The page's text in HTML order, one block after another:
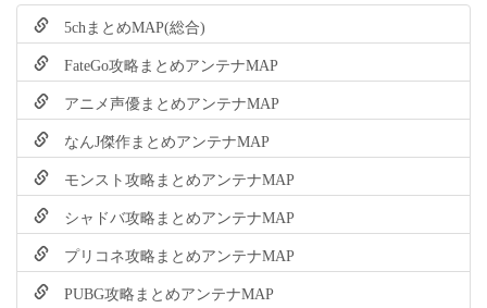
5chまとめMAP(総合)
FateGo攻略まとめアンテナMAP
アニメ声優まとめアンテナMAP
なんJ傑作まとめアンテナMAP
モンスト攻略まとめアンテナMAP
シャドバ攻略まとめアンテナMAP
プリコネ攻略まとめアンテナMAP
PUBG攻略まとめアンテナMAP